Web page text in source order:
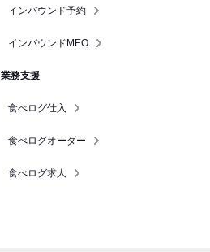
インバウンド予約
インバウンドMEO
業務支援
食べログ仕入
食べログオーダー
食べログ求人